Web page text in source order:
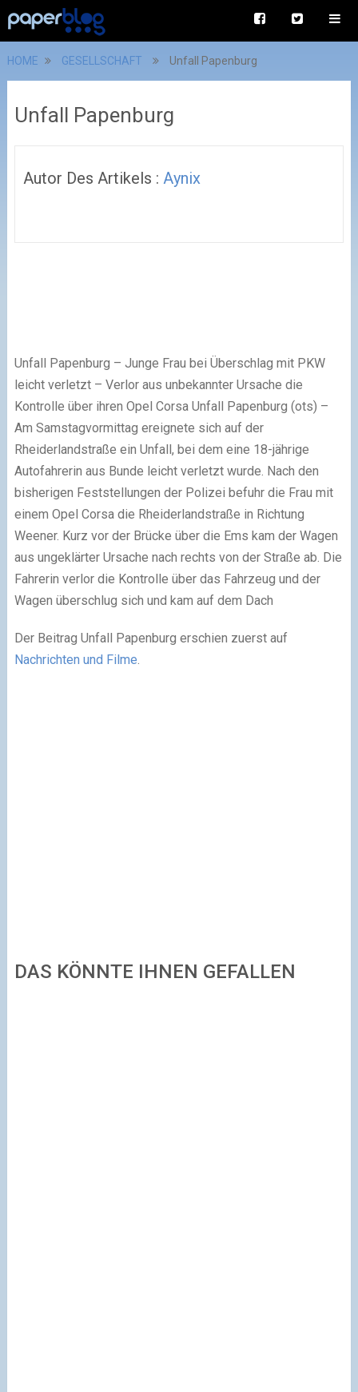
HOME GESELLSCHAFT Unfall Papenburg
Unfall Papenburg
Autor Des Artikels : Aynix
Unfall Papenburg – Junge Frau bei Überschlag mit PKW
leicht verletzt – Verlor aus unbekannter Ursache die
Kontrolle über ihren Opel Corsa Unfall Papenburg (ots) –
Am Samstagvormittag ereignete sich auf der
Rheiderlandstraße ein Unfall, bei dem eine 18-jährige
Autofahrerin aus Bunde leicht verletzt wurde. Nach den
bisherigen Feststellungen der Polizei befuhr die Frau mit
einem Opel Corsa die Rheiderlandstraße in Richtung
Weener. Kurz vor der Brücke über die Ems kam der Wagen
aus ungeklärter Ursache nach rechts von der Straße ab. Die
Fahrerin verlor die Kontrolle über das Fahrzeug und der
Wagen überschlug sich und kam auf dem Dach
Der Beitrag Unfall Papenburg erschien zuerst auf
Nachrichten und Filme.
DAS KÖNNTE IHNEN GEFALLEN